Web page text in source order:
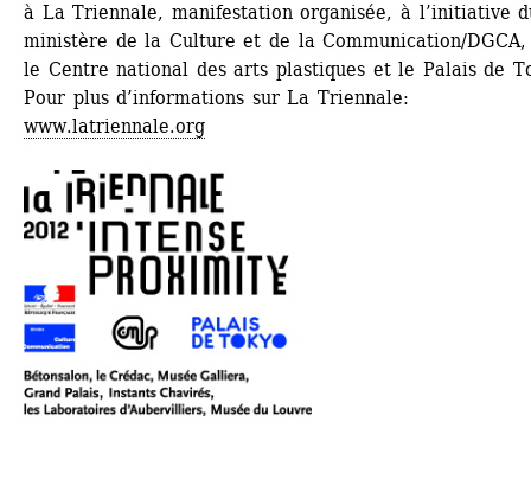
à La Triennale, manifestation organisée, à l’initiative
ministère de la Culture et de la Communication/
le Centre national des arts plastiques et le Palais de
Pour plus d’informations sur La Triennale:
www.latriennale.org